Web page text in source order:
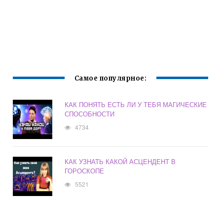
Самое популярное:
КАК ПОНЯТЬ ЕСТЬ ЛИ У ТЕБЯ МАГИЧЕСКИЕ
СПОСОБНОСТИ
4734
КАК УЗНАТЬ КАКОЙ АСЦЕНДЕНТ В
ГОРОСКОПЕ
5521